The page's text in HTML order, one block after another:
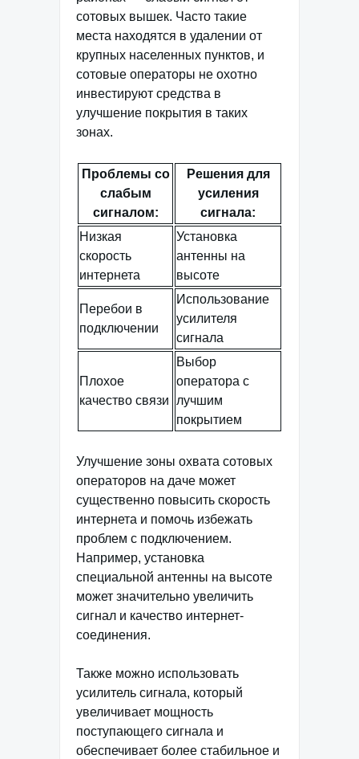
сотовых вышек. Часто такие
места находятся в удалении от
крупных населенных пунктов, и
сотовые операторы не охотно
инвестируют средства в
улучшение покрытия в таких
зонах.
Проблемы со
слабым
сигналом:
Решения для
усиления
сигнала:
Низкая
скорость
интернета
Установка
антенны на
высоте
Перебои в
подключении
Использование
усилителя
сигнала
Плохое
качество связи
Выбор
оператора с
лучшим
покрытием
Улучшение зоны охвата сотовых
операторов на даче может
существенно повысить скорость
интернета и помочь избежать
проблем с подключением.
Например, установка
специальной антенны на высоте
может значительно увеличить
сигнал и качество интернет-
соединения.
Также можно использовать
усилитель сигнала, который
увеличивает мощность
поступающего сигнала и
обеспечивает более стабильное и